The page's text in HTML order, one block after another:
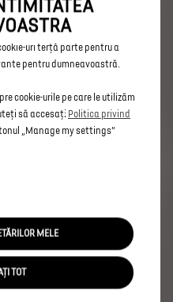
recunoașterea limbii,
ceea ce vă oferim.
uri terță parte pentru a
pentru dumneavoastră.
cookie-urile pe care le utilizăm
să accesați Politica privind
„Manage my settings”
MELE
TOT